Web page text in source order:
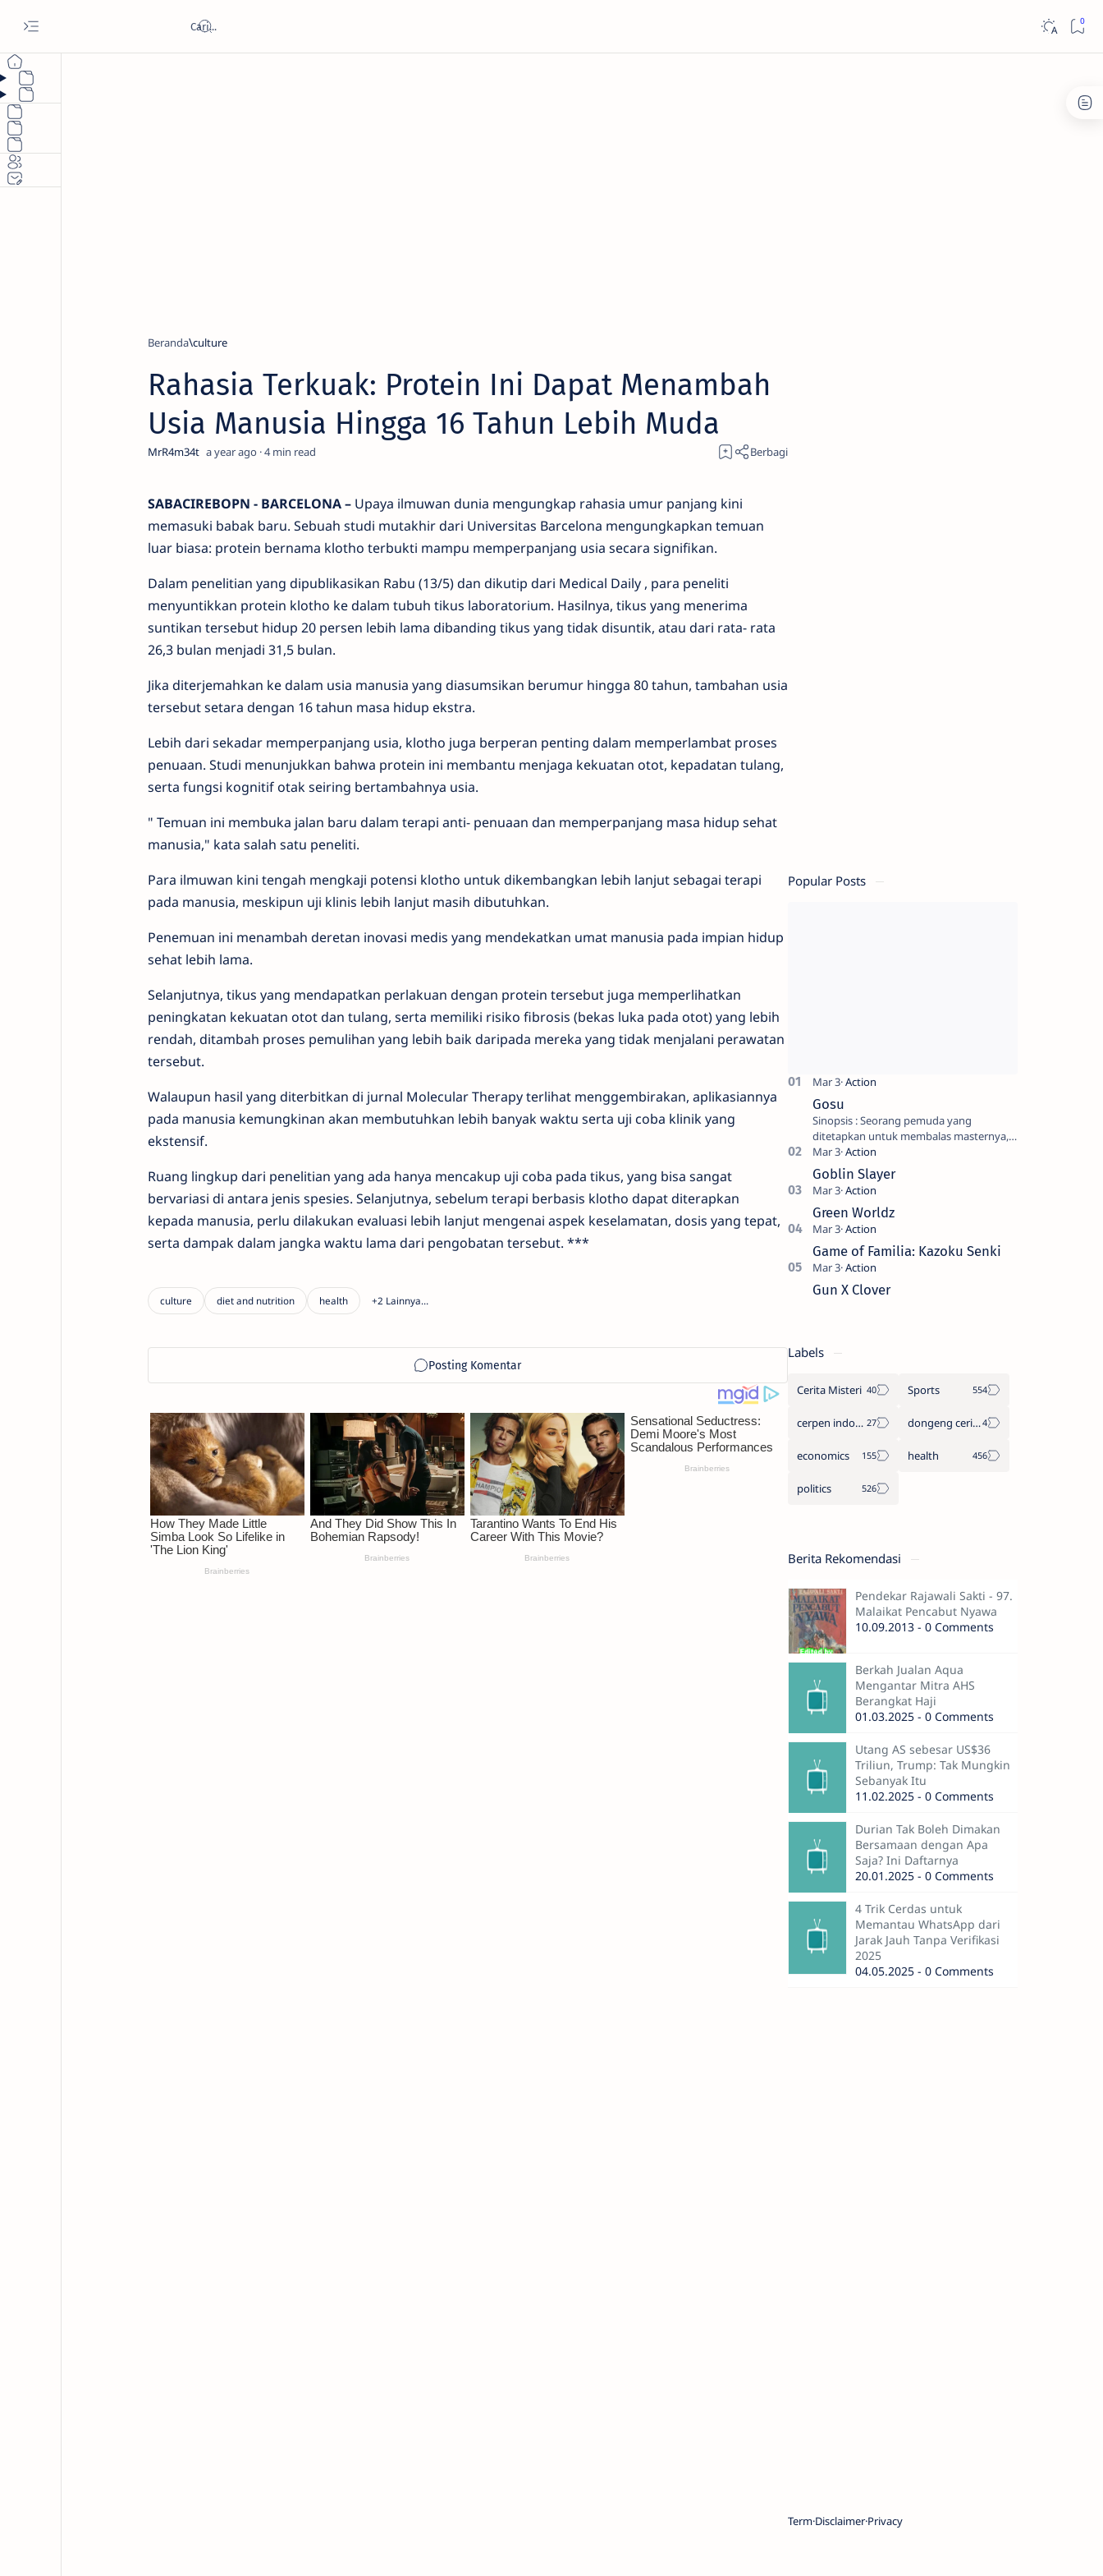
Beranda culture
Rahasia Terkuak: Protein Ini Dapat Menambah
Usia Manusia Hingga 16 Tahun Lebih Muda
a year ago 4
SABACIREBOPN - BARCELONA – Upaya ilmuwan dunia mengungkap rahasia umur panjang kini
memasuki babak baru. Sebuah studi mutakhir dari Universitas Barcelona mengungkapkan temuan
luar biasa: protein bernama klotho terbukti mampu memperpanjang usia secara signifikan.
Dalam penelitian yang dipublikasikan Rabu (13/5)dan dikutip dari Medical Daily , para peneliti
menyuntikkan protein klotho kedalam tubuh tikus laboratorium. Hasilnya, tikus yang menerima
suntikan tersebut hidup 20 persen lebih lama dibanding tikus yang tidakdisuntik, atau dari rata- rata
26,3 bulan menjadi 31,5 bulan.
Jika diterjemahkan kedalam usia manusia yang diasumsikan berumur hingga 80 tahun, tambahan usia
tersebutsetara dengan 16 tahun masa hidup ekstra.
Lebih dari sekadar memperpanjang usia, klothojuga berperan penting dalam memperlambat proses
penuaan. Studi menunjukkan bahwa protein ini membantu menjaga kekuatan otot, kepadatan tulang,
serta fungsi kognitif otakseiring bertambahnya usia.
Temuan ini membukajalan baru dalam terapi anti- penuaan dan memperpanjang masa hidup sehat
manusia," kata salah satu peneliti.
Para ilmuwan kini tengah mengkaji potensi klotho untukdikembangkan lebih lanjutsebagai terapi
pada manusia, meskipun uji klinis lebih lanjut masih dibutuhkan.
Penemuan ini menambah deretan inovasi medis yang mendekatkan umat manusia pada impian hidup
sehat lebih lama.
Selanjutnya, tikus yang mendapatkan perlakuan dengan protein tersebut juga memperlihatkan
peningkatan kekuatan otot dan tulang, serta memiliki risiko fibrosis (bekas luka pada otot) yang lebih
rendah, ditambah proses pemulihan yang lebih baik daripada mereka yang tidak menjalani perawatan
tersebut.
Walaupun hasil yang diterbitkan di jurnal Molecular Therapy terlihat menggembirakan, aplikasiannya
pada manusia kemungkinan akan membutuhkan lebih banyak waktu serta uji coba klinik yang
ekstensif.
Ruang lingkup dari penelitian yang ada hanya mencakup uji coba pada tikus, yang bisa sangat
bervariasi di antara jenis spesies. Selanjutnya, sebelum terapi berbasis klotho dapat diterapkan
kepada manusia, perlu dilakukan evaluasi lebih lanjut mengenai aspek keselamatan, dosis yang tepat,
serta dampak dalam jangka waktu lama dari pengobatan tersebut. ***
Popular Posts
Gosu
Sinopsis : Seorang pemuda yang
ditetapkan untuk membalas masternya,
seorang seniman bela diri kuat sekali
yang dikhianati oleh anak buahn…
Goblin Slayer
Green Worldz
Game of Familia: Kazoku Senki
Gun X Clover
Labels
Cerita Misteri Sports
cerpen indonesia dongeng cerita legenda
economics health
politics
Berita Rekomendasi
Pendekar Rajawali Sakti - 97.
Malaikat Pencabut Nyawa
10.09.2013 - 0 Comments
Berkah Jualan Aqua
Mengantar Mitra AHS
Berangkat Haji
01.03.2025 - 0 Comments
Utang AS sebesar US$36
Triliun, Trump: Tak Mungkin
Sebanyak Itu
11.02.2025 - 0 Comments
Durian Tak Boleh Dimakan
Bersamaan dengan Apa
Saja? Ini Daftarnya
20.01.2025 - 0 Comments
4 Trik Cerdas untuk
Memantau WhatsApp dari
Jarak Jauh Tanpa Verifikasi
2025
04.05.2025 - 0 Comments
TermDisclaimerPrivacy